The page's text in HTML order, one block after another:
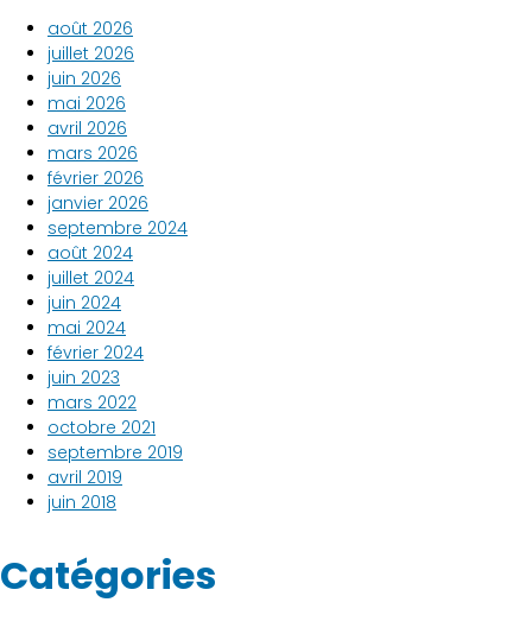
août 2026
juillet 2026
juin 2026
mai 2026
avril 2026
mars 2026
février 2026
janvier 2026
septembre 2024
août 2024
juillet 2024
juin 2024
mai 2024
février 2024
juin 2023
mars 2022
octobre 2021
septembre 2019
avril 2019
juin 2018
Catégories